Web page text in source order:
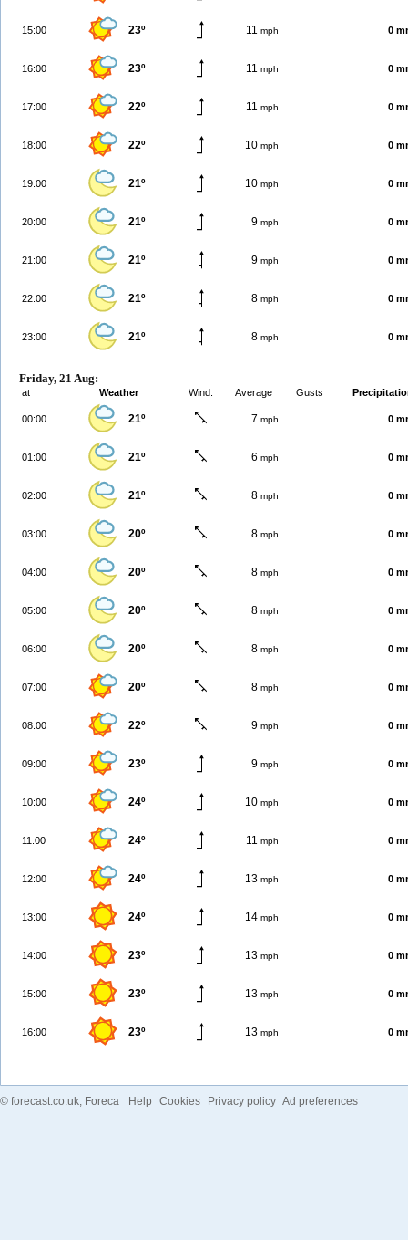
15:00 23º 11 mph 0
16:00 23º 11 mph 0
17:00 22º 11 mph 0
18:00 22º 10 mph 0
19:00 21º 10 mph 0
20:00 21º 9 mph 0
21:00 21º 9 mph 0
22:00 21º 8 mph 0
23:00 21º 8 mph 0
Friday, 21 Aug:
at Weather Wind: Average Gusts
00:00 21º 7 mph 0
01:00 21º 6 mph 0
02:00 21º 8 mph 0
03:00 20º 8 mph 0
04:00 20º 8 mph 0
05:00 20º 8 mph 0
06:00 20º 8 mph 0
07:00 20º 8 mph 0
08:00 22º 9 mph 0
09:00 23º 9 mph 0
10:00 24º 10 mph 0
11:00 24º 11 mph 0
12:00 24º 13 mph 0
13:00 24º 14 mph 0
14:00 23º 13 mph 0
15:00 23º 13 mph 0
16:00 23º 13 mph 0
© forecast.co.uk, Foreca Help Cookies Privacy policy Ad preferences